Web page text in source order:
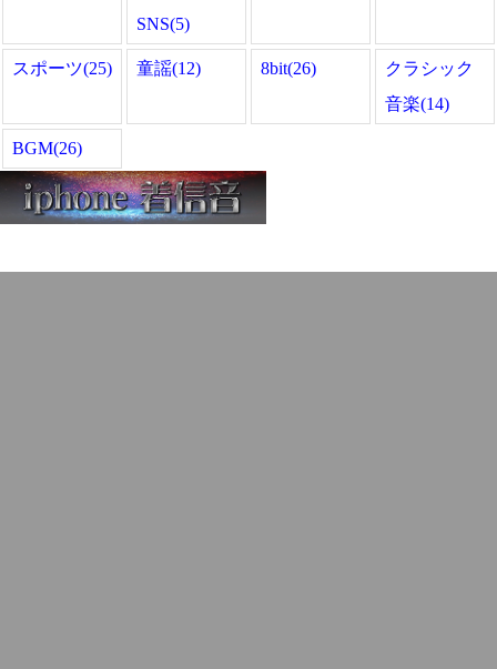
SNS(5)
スポーツ(25) 童謡(12) 8bit(26)
クラシック
音楽(14)
BGM(26)